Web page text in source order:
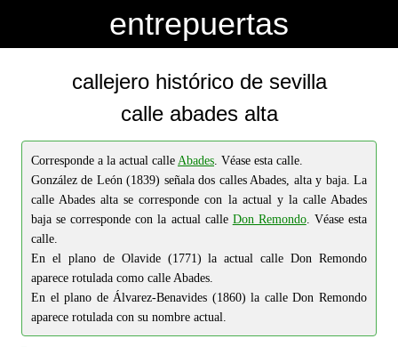
entrepuertas
callejero histórico de sevilla
calle abades alta
Corresponde a la actual calle Abades. Véase esta calle.
González de León (1839) señala dos calles Abades, alta y baja. La
calle Abades alta se corresponde con la actual y la calle Abades
baja se corresponde con la actual calle Don Remondo. Véase esta
calle.
En el plano de Olavide (1771) la actual calle Don Remondo
aparece rotulada como calle Abades.
En el plano de Álvarez-Benavides (1860) la calle Don Remondo
aparece rotulada con su nombre actual.